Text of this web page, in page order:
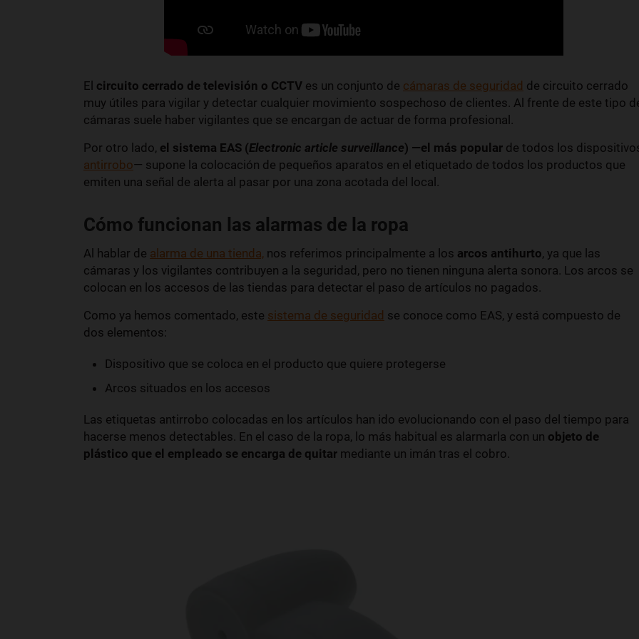
El circuito cerrado de televisión o CCTV es un conjunto de cámaras de seguridad de circuito cerrado
muy útiles para vigilar y detectar cualquier movimiento sospechoso de clientes. Al frente de este tipo
cámaras suele haber vigilantes que se encargan de actuar de forma profesional.
Por otro lado, el sistema EAS (Electronic article surveillance) —el más popular de todos los
antirrobo— supone la colocación de pequeños aparatos en el etiquetado de todos los productos que
emiten una señal de alerta al pasar por una zona acotada del local.
Cómo funcionan las alarmas de la ropa
Al hablar de alarma de una tienda, nos referimos principalmente a los arcos antihurto, ya que las
cámaras y los vigilantes contribuyen a la seguridad, pero no tienen ninguna alerta sonora. Los arcos se
colocan en los accesos de las tiendas para detectar el paso de artículos no pagados.
Como ya hemos comentado, este sistema de seguridad se conoce como EAS, y está compuesto de
dos elementos:
Dispositivo que se coloca en el producto que quiere protegerse
Arcos situados en los accesos
Las etiquetas antirrobo colocadas en los artículos han ido evolucionando con el paso del tiempo para
hacerse menos detectables. En el caso de la ropa, lo más habitual es alarmarla con un objeto de
plástico que el empleado se encarga de quitar mediante un imán tras el cobro.